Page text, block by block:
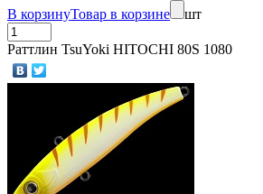
В корзинуТовар в корзине шт
Раттлин TsuYoki HITOCHI 80S 1080